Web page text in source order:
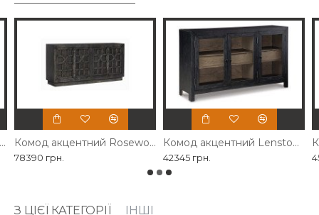
Комод акцентний Havendale Ashley Комод акцентний Roseworth Ashley
78390 грн.
Комод акцентний Lenston Ashley
42345 грн.
З ЦІЄЇ КАТЕГОРІЇ ІНШІ